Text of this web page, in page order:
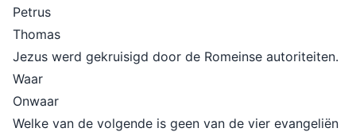
Petrus
Thomas
Jezus werd gekruisigd door de Romeinse autoriteiten.
Waar
Onwaar
Welke van de volgende is geen van de vier evangeliën